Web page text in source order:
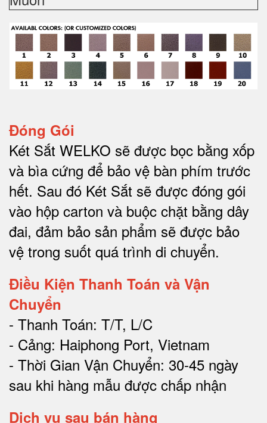
Đóng Gói
Két Sắt WELKO sẽ được bọc bằng xốp
và bìa cứng để bảo vệ bàn phím trước
hết. Sau đó Két Sắt sẽ được đóng gói
vào hộp carton và buộc chặt bằng dây
đai, đảm bảo sản phẩm sẽ được bảo
vệ trong suốt quá trình di chuyển.
Điều Kiện Thanh Toán và Vận
Chuyển
- Thanh Toán: T/T, L/C
- Cảng: Haiphong Port, Vietnam
- Thời Gian Vận Chuyển: 30-45 ngày
sau khi hàng mẫu được chấp nhận
Dịch vụ sau bán hàng